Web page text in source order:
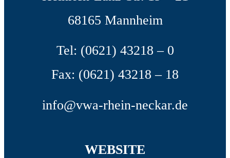
68165 Mannheim
Tel: (0621) 43218 – 0
Fax: (0621) 43218 – 18
info@vwa-rhein-neckar.de
WEBSITE